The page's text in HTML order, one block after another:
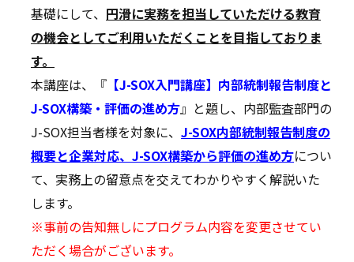
基礎にして、 円滑に実務を担当していただける教育
の機会としてご利用いただくことを目指しておりま
す。
本講座は、『 【J-SOX入門講座】内部統制報告制度と
J-SOX構築・評価の進め方』と題し、内部監査部門の
J-SOX担当者様を対象に、 J-SOX内部統制報告制度の
概要と企業対応、J-SOX構築から評価の進め方につい
て、実務上の留意点を交えてわかりやすく解説いた
します。
※事前の告知無しにプログラム内容を変更させてい
ただく場合がございます。